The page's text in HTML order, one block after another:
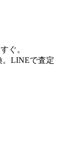
ぐ。
。LINEで査定